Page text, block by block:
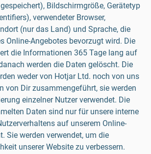
Bildschirmgröße, Gerätetyp
verwendeter Browser,
(nur das Land) und Sprache, die
Online-Angebotes bevorzugt wird. Die
die Informationen 365 Tage lang auf
werden die Daten gelöscht. Die
weder von Hotjar Ltd. noch von uns
von Dir zusammengeführt, sie werden
einzelner Nutzer verwendet. Die
Daten sind nur für unsere interne
auf unserem Online-
Sie werden verwendet, um die
unserer Website zu verbessern.